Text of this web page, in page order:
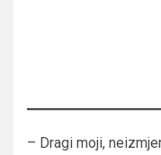
– Dragi moji,